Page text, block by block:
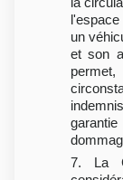
un
et son
7. La